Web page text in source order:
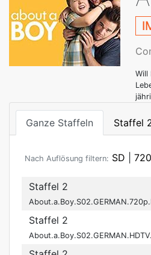
Will
Ganze Staffeln Staffel
Nach Auflösung filtern: SD
Staffel 2
Staffel 2